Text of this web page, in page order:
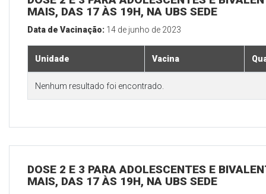
MAIS, DAS 17 ÀS 19H, NA UBS SEDE
Data de Vacinação: 14 de junho de 2023
Unidade Vacina
Nenhum resultado foi encontrado.
DOSE 2 E 3 PARA ADOLESCENTES E
MAIS, DAS 17 ÀS 19H, NA UBS SEDE